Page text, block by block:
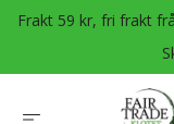
Frakt 59 kr, fri frakt